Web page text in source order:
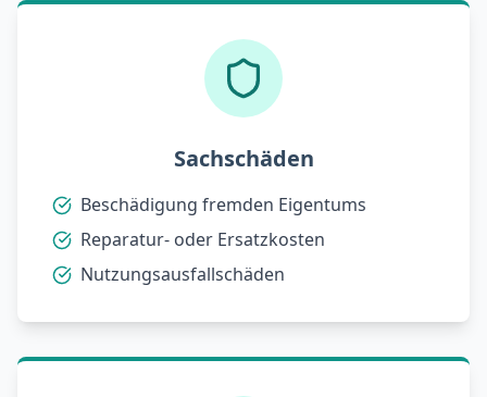
Sachschäden
Beschädigung fremden Eigentums
Reparatur- oder Ersatzkosten
Nutzungsausfallschäden